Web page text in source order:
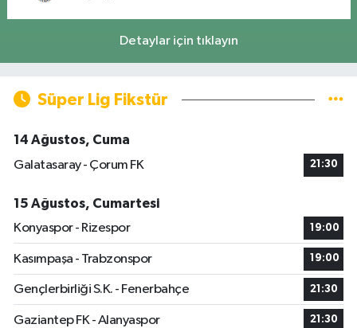
Detaylar için tıklayın
Süper Lig Fikstür
14 Ağustos, Cuma
Galatasaray - Çorum FK
21:30
15 Ağustos, Cumartesi
Konyaspor - Rizespor
19:00
Kasımpaşa - Trabzonspor 19:00
Gençlerbirliği S.K. - Fenerbahçe 21:30
Gaziantep FK - Alanyaspor 21:30